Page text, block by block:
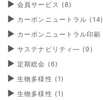
会員サービス (8)
カーボンニュートラル (14)
カーボンニュートラル印刷
サステナビリティ― (9)
定期総会 (6)
生物多様性 (1)
生物多様性 (1)